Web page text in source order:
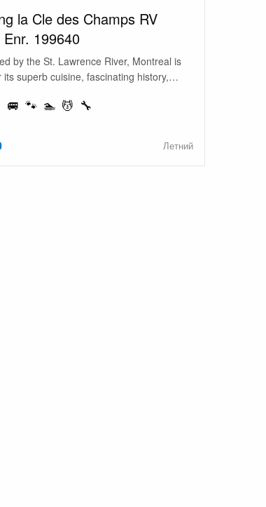
la Cle des Champs RV
199640
by the St. Lawrence River, Montreal is
its superb cuisine, fascinating history,…
🚐 🐾 🏊 💆 🔧
Летний